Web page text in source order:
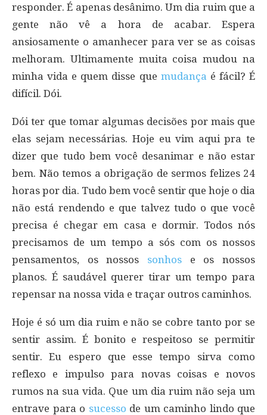
responder. É apenas desânimo. Um dia ruim que a
gente não vê a hora de acabar. Espera
ansiosamente o amanhecer para ver se as coisas
melhoram. Ultimamente muita coisa mudou na
minha vida e quem disse que mudança é fácil? É
difícil. Dói.
Dói ter que tomar algumas decisões por mais que
elas sejam necessárias. Hoje eu vim aqui pra te
dizer que tudo bem você desanimar e não estar
bem. Não temos a obrigação de sermos felizes 24
horas por dia. Tudo bem você sentir que hoje o dia
não está rendendo e que talvez tudo o que você
precisa é chegar em casa e dormir. Todos nós
precisamos de um tempo a sós com os nossos
pensamentos, os nossos sonhos e os nossos
planos. É saudável querer tirar um tempo para
repensar na nossa vida e traçar outros caminhos.
Hoje é só um dia ruim e não se cobre tanto por se
sentir assim. É bonito e respeitoso se permitir
sentir. Eu espero que esse tempo sirva como
reflexo e impulso para novas coisas e novos
rumos na sua vida. Que um dia ruim não seja um
entrave para o sucesso de um caminho lindo que